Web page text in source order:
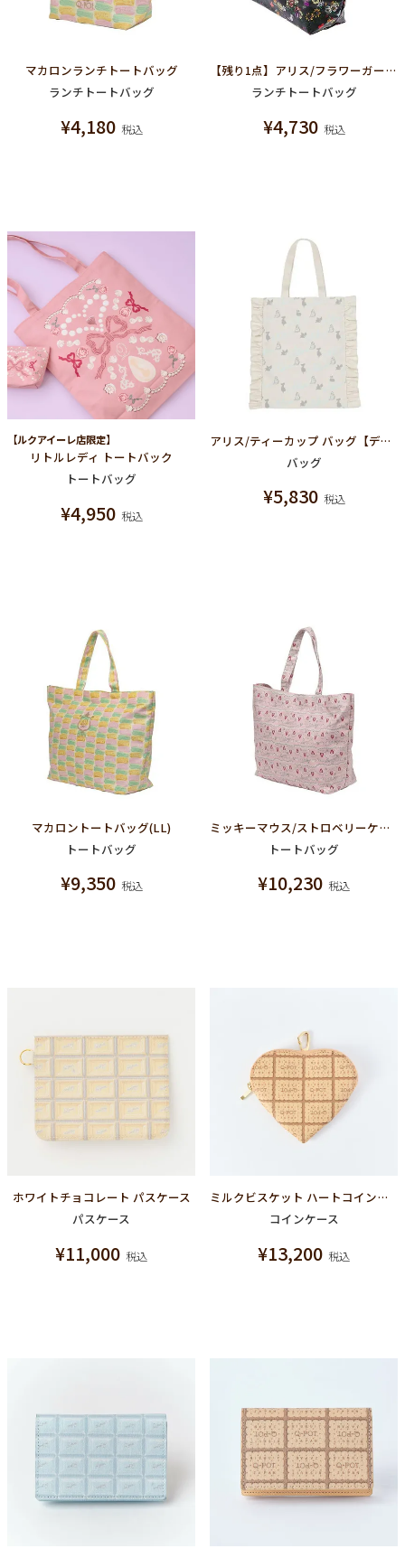
マカロンランチトートバッグ
ランチトートバッグ
¥4,180 税込
【残り1点】アリス/フラワーガーデンランチトートバッグ【ディズニー アクセサリー】【ふしぎの国のアリス】
ランチトートバッグ
¥4,730 税込
【ルクアイーレ店限定】
リトルレディ トートバック
トートバッグ
¥4,950 税込
アリス/ティーカップ バッグ【ディズニー アクセサリー】【ふしぎの国のアリス】
バッグ
¥5,830 税込
マカロントートバッグ(LL)
トートバッグ
¥9,350 税込
ミッキーマウス/ストロベリーケーキ トートバッグ(LL)【ディズニー アクセサリー】
トートバッグ
¥10,230 税込
ホワイトチョコレート パスケース
パスケース
¥11,000 税込
ミルクビスケット ハートコインケース
コインケース
¥13,200 税込